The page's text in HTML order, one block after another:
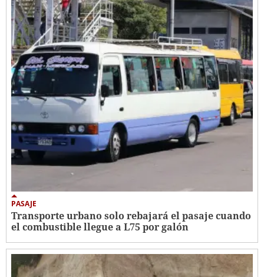
PASAJE
Transporte urbano solo rebajará el pasaje cuando
el combustible llegue a L75 por galón